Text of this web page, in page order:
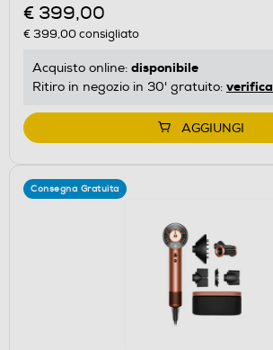
€ 399,00
€ 399,00consigliato
Acquisto online: disponibile
Ritiro in negozio in 30' gratuito: verifica
AGGIUNGI
Consegna Gratuita